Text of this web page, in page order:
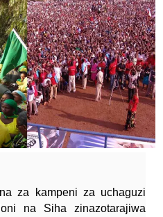
Ataka Watu Wafichue
ASSENGA-Aug 06 2026
Yangu Yalikuwa Kwenye Giza
-Aug 06 2026
APOKELEWA MAKAO
ASSENGA-Aug 06 2026
APONGEZA TVLA KWA
ASSENGA-Aug 06 2026
za kampeni za uchaguzi
na Siha zinazotarajiwa